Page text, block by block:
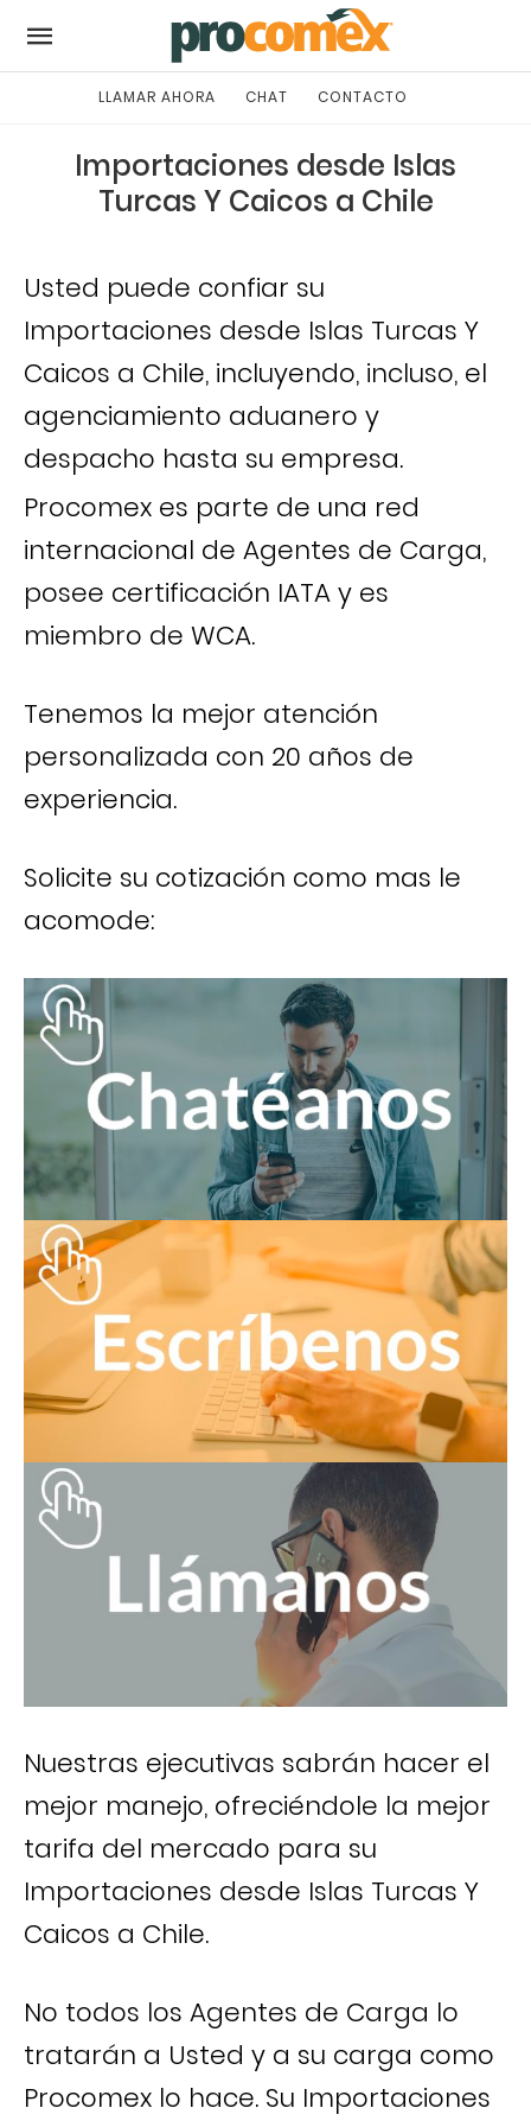
LLAMAR AHORA CHAT CONTACTO
Importaciones desde Islas
Turcas Y Caicos a Chile
Usted puede confiar su
Importaciones desde Islas Turcas Y
Caicos a Chile, incluyendo, incluso, el
agenciamiento aduanero y
despacho hasta su empresa.
Procomex es parte de una red
internacional de Agentes de Carga,
posee certificación IATA y es
miembro de WCA.
Tenemos la mejor atención
personalizada con 20 años de
experiencia.
Solicite su cotización como mas le
acomode:
Nuestras ejecutivas sabrán hacer el
mejor manejo, ofreciéndole la mejor
tarifa del mercado para su
Importaciones desde Islas Turcas Y
Caicos a Chile.
No todos los Agentes de Carga lo
tratarán a Usted y a su carga como
Procomex lo hace. Su Importaciones